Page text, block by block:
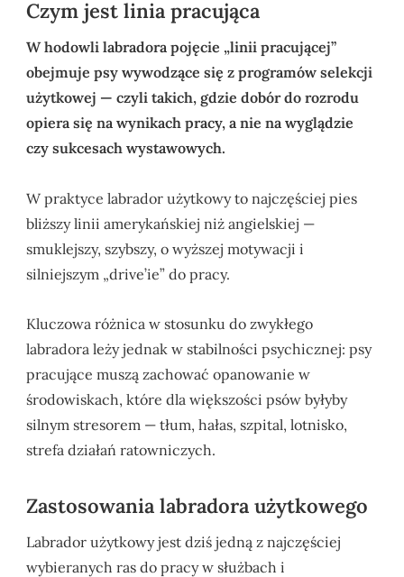
Czym jest linia pracująca
W hodowli labradora pojęcie „linii pracującej”
obejmuje psy wywodzące się z programów selekcji
użytkowej — czyli takich, gdzie dobór do rozrodu
opiera się na wynikach pracy, a nie na wyglądzie
czy sukcesach wystawowych.
W praktyce labrador użytkowy to najczęściej pies
bliższy linii amerykańskiej niż angielskiej —
smuklejszy, szybszy, o wyższej motywacji i
silniejszym „drive’ie” do pracy.
Kluczowa różnica w stosunku do zwykłego
labradora leży jednak w stabilności psychicznej: psy
pracujące muszą zachować opanowanie w
środowiskach, które dla większości psów byłyby
silnym stresorem — tłum, hałas, szpital, lotnisko,
strefa działań ratowniczych.
Zastosowania labradora użytkowego
Labrador użytkowy jest dziś jedną z najczęściej
wybieranych ras do pracy w służbach i